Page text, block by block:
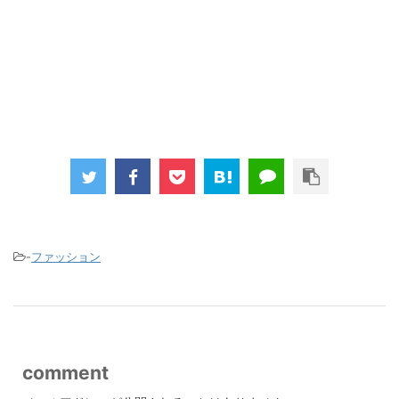
-ファッション
comment